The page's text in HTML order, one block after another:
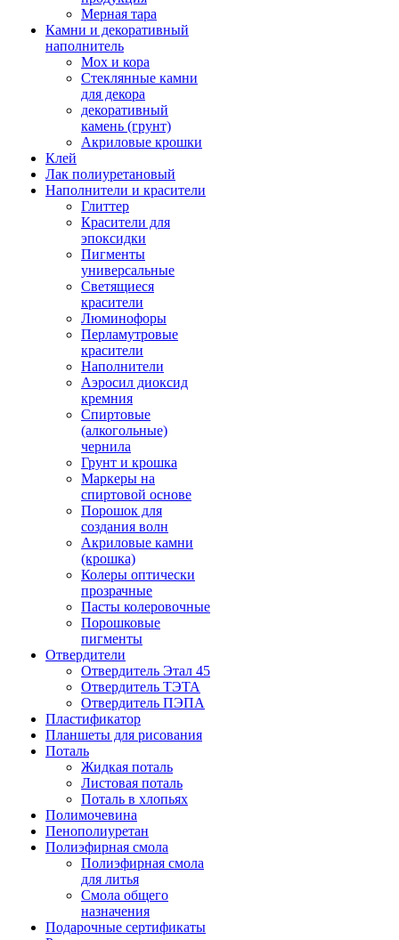
Мерная тара
Камни и декоративный
наполнитель
Мох и кора
Стеклянные камни
для декора
декоративный
камень (грунт)
Акриловые крошки
Клей
Лак полиуретановый
Наполнители и красители
Глиттер
Красители для
эпоксидки
Пигменты
универсальные
Светящиеся
красители
Люминофоры
Перламутровые
красители
Наполнители
Аэросил диоксид
кремния
Спиртовые
(алкогольные)
чернила
Грунт и крошка
Маркеры на
спиртовой основе
Порошок для
создания волн
Акриловые камни
(крошка)
Колеры оптически
прозрачные
Пасты колеровочные
Порошковые
пигменты
Отвердители
Отвердитель Этал 45
Отвердитель ТЭТА
Отвердитель ПЭПА
Пластификатор
Планшеты для рисования
Поталь
Жидкая поталь
Листовая поталь
Поталь в хлопьях
Полимочевина
Пенополиуретан
Полиэфирная смола
Полиэфирная смола
для литья
Смола общего
назначения
Подарочные сертификаты